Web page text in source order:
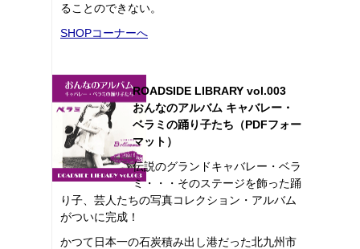
ることのできない。
SHOPコーナーへ
ROADSIDE LIBRARY vol.003
おんなのアルバム キャバレー・
ベラミの踊り子たち（PDFフォー
マット）
伝説のグランドキャバレー・ベラ
ミ・・・そのステージを飾った踊
り子、芸人たちの写真コレクション・アルバム
がついに完成！
かつて日本一の石炭積み出し港だった北九州市